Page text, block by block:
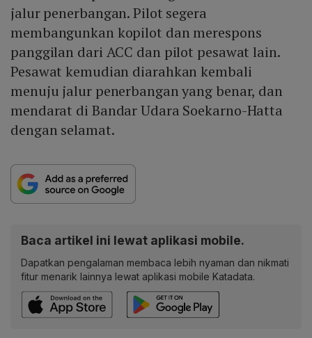
jalur penerbangan. Pilot segera
membangunkan kopilot dan merespons
panggilan dari ACC dan pilot pesawat lain.
Pesawat kemudian diarahkan kembali
menuju jalur penerbangan yang benar, dan
mendarat di Bandar Udara Soekarno-Hatta
dengan selamat.
Baca artikel ini lewat aplikasi mobile.
Dapatkan pengalaman membaca lebih nyaman dan nikmati
fitur menarik lainnya lewat aplikasi mobile Katadata.